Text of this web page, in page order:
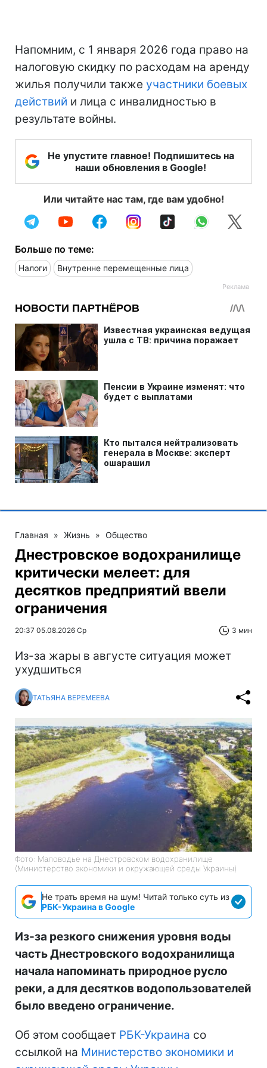
Напомним, с 1 января 2026 года право на
налоговую скидку по расходам на аренду
жилья получили также участники боевых
действий и лица с инвалидностью в
результате войны.
Не упустите главное! Подпишитесь на
наши обновления в Google!
Или читайте нас там, где вам удобно!
Больше по теме:
Налоги Внутренне перемещенные лица
Главная » Жизнь » Общество
Днестровское водохранилище
критически мелеет: для
десятков предприятий ввели
ограничения
20:37 05.08.2026 Ср 3 мин
Из-за жары в августе ситуация может
ухудшиться
ТАТЬЯНА ВЕРЕМЕЕВА
Фото: Маловодье на Днестровском водохранилище
(Министерство экономики и окружающей среды Украины)
Не трать время на шум! Читай только суть из
РБК-Украина в Google
Из-за резкого снижения уровня воды
часть Днестровского водохранилища
начала напоминать природное русло
реки, а для десятков водопользователей
было введено ограничение.
Об этом сообщает РБК-Украина со
ссылкой на Министерство экономики и